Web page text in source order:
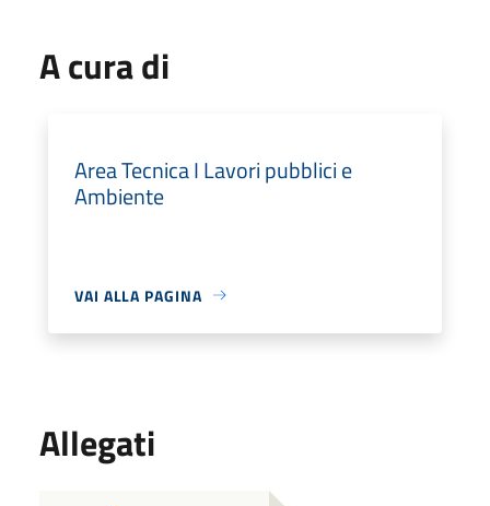
A cura di
Area Tecnica I Lavori pubblici e
Ambiente
VAI ALLA PAGINA
Allegati